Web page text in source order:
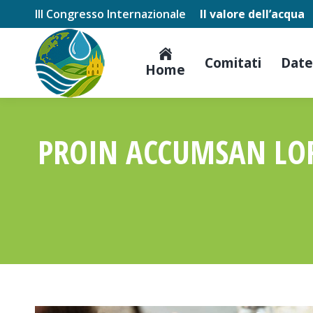
III Congresso Internazionale Il valore dell’acqua
Home Comitati
PROIN ACCUMSAN